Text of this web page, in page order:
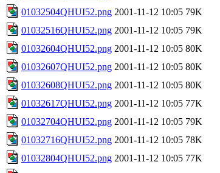
01032504QHUI52.png 2001-11-12 10:05 79K
01032516QHUI52.png 2001-11-12 10:05 79K
01032604QHUI52.png 2001-11-12 10:05 80K
01032607QHUI52.png 2001-11-12 10:05 80K
01032608QHUI52.png 2001-11-12 10:05 80K
01032617QHUI52.png 2001-11-12 10:05 77K
01032704QHUI52.png 2001-11-12 10:05 79K
01032716QHUI52.png 2001-11-12 10:05 78K
01032804QHUI52.png 2001-11-12 10:05 77K